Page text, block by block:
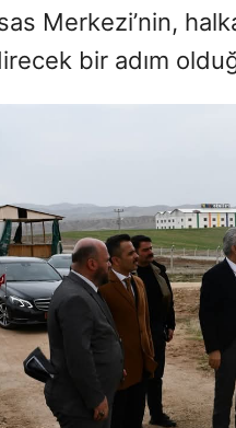
Merkezi’nin,
bir adım